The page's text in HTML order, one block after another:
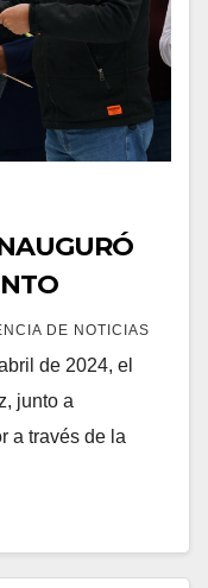
DE NOTICIAS
de 2024, el
junto a
a través de la